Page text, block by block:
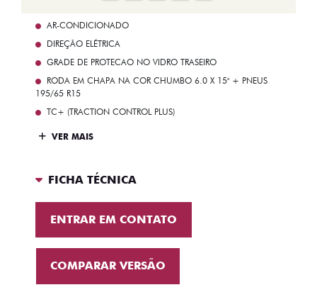
AR-CONDICIONADO
DIREÇÃO ELÉTRICA
GRADE DE PROTECAO NO VIDRO TRASEIRO
RODA EM CHAPA NA COR CHUMBO 6.0 X 15" + PNEUS
195/65 R15
TC+ (TRACTION CONTROL PLUS)
VER MAIS
FICHA TÉCNICA
ENTRAR EM CONTATO
COMPARAR VERSÃO